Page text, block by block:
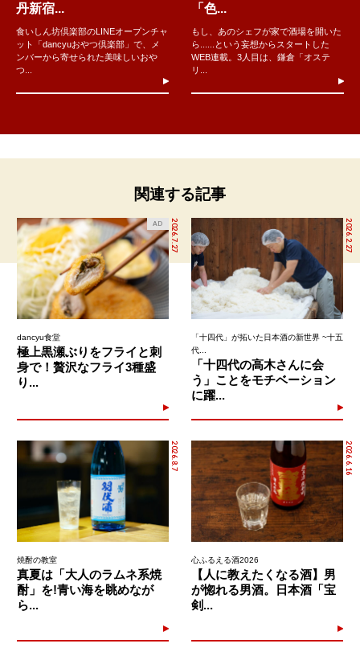
丹新宿...
食いしん坊倶楽部のLINEオープンチャ
ット「dancyuおやつ倶楽部」で、メ
ンバーから寄せられた美味しいおや
つ...
「色...
もし、あのシェフが家で酒場を開いた
ら......という妄想からスタートした
WEB連載。3人目は、鎌倉「オステ
リ...
関連する記事
2026.7.27
AD
dancyu食堂
極上黒瀬ぶりをフライと刺
身で！贅沢なフライ3種盛
り...
2026.2.27
「十四代」が拓いた日本酒の新世界 ~十五
代...
「十四代の高木さんに会
う」ことをモチベーション
に躍...
2026.8.7
焼酎の教室
真夏は「大人のラムネ系焼
酎」を!青い海を眺めなが
ら...
2026.6.16
心ふるえる酒2026
【人に教えたくなる酒】男
が惚れる男酒。日本酒「宝
剣...